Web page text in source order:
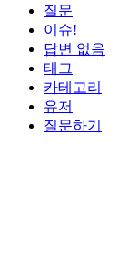
질문
이슈!
답변 없음
태그
카테고리
유저
질문하기